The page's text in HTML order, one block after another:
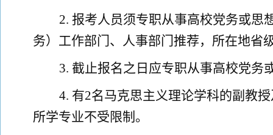
2. 报考人员须专职从事高校党务或思
务）工作部门、人事部门推荐，所在地省
3. 截止报名之日应专职从事高校党务
4. 有2名马克思主义理论学科的副教
所学专业不受限制。